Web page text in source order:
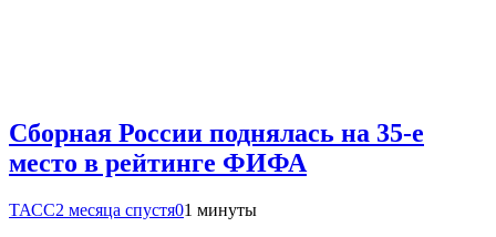
Сборная России поднялась на 35-е
место в рейтинге ФИФА
ТАСС2 месяца спустя01 минуты